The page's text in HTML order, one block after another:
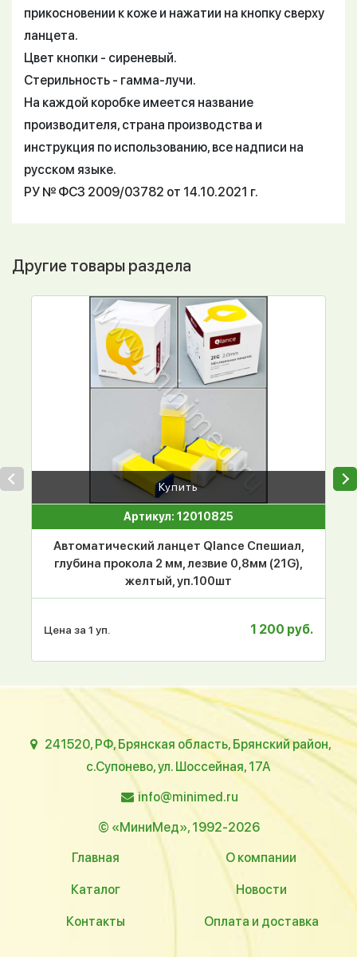
прикосновении к коже и нажатии на кнопку сверху
ланцета.
Цвет кнопки - сиреневый.
Стерильность - гамма-лучи.
На каждой коробке имеется название
производителя, страна производства и
инструкция по использованию, все надписи на
русском языке.
РУ № ФСЗ 2009/03782 от 14.10.2021 г.
Другие товары раздела
Купить
Артикул: 12010825
Автоматический ланцет Qlance Спешиал,
глубина прокола 2 мм, лезвие 0,8мм (21G),
желтый, уп.100шт
Цена за 1 уп. 1 200 руб.
241520, РФ, Брянская область, Брянский район,
с.Супонево, ул. Шоссейная, 17А
info@minimed.ru
© «МиниМед», 1992-2026
Главная
О компании
Каталог Новости
Контакты Оплата и доставка